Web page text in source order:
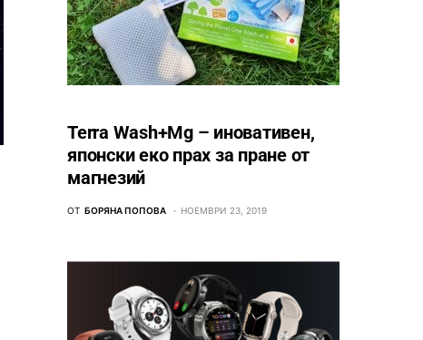
Terra Wash+Mg – иновативен,
японски еко прах за пране от
магнезий
ОТ БОРЯНА ПОПОВА НОЕМВРИ 23, 2019